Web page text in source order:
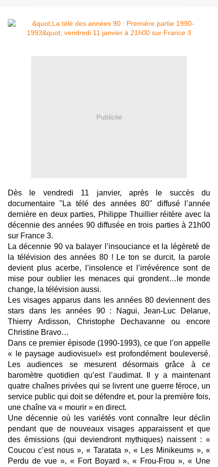
Publicité
Dès le vendredi 11 janvier, après le succès du
documentaire "La télé des années 80" diffusé l’année
dernière en deux parties, Philippe Thuillier réitère avec la
décennie des années 90 diffusée en trois parties à 21h00
sur France 3.
La décennie 90 va balayer l’insouciance et la légèreté de
la télévision des années 80 ! Le ton se durcit, la parole
devient plus acerbe, l’insolence et l’irrévérence sont de
mise pour oublier les menaces qui grondent…le monde
change, la télévision aussi.
Les visages apparus dans les années 80 deviennent des
stars dans les années 90 : Nagui, Jean-Luc Delarue,
Thierry Ardisson, Christophe Dechavanne ou encore
Christine Bravo…
Dans ce premier épisode (1990-1993), ce que l’on appelle
« le paysage audiovisuel» est profondément bouleversé.
Les audiences se mesurent désormais grâce à ce
baromètre quotidien qu’est l’audimat. Il y a maintenant
quatre chaînes privées qui se livrent une guerre féroce, un
service public qui doit se défendre et, pour la première fois,
une chaîne va « mourir » en direct.
Une décennie où les variétés vont connaître leur déclin
pendant que de nouveaux visages apparaissent et que
des émissions (qui deviendront mythiques) naissent : «
Coucou c’est nous », « Taratata », « Les Minikeums », «
Perdu de vue », « Fort Boyard », « Frou-Frou », « Une